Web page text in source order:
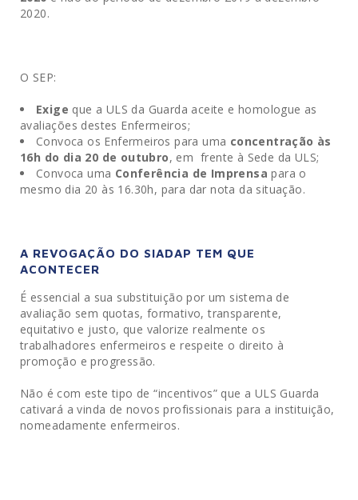
2020.
O SEP:
Exige que a ULS da Guarda aceite e homologue as
avaliações destes Enfermeiros;
Convoca os Enfermeiros para uma concentração às
16h do dia 20 de outubro, em frente à Sede da ULS;
Convoca uma Conferência de Imprensa para o
mesmo dia 20 às 16.30h, para dar nota da situação.
A REVOGAÇÃO DO SIADAP TEM QUE
ACONTECER
É essencial a sua substituição por um sistema de
avaliação sem quotas, formativo, transparente,
equitativo e justo, que valorize realmente os
trabalhadores enfermeiros e respeite o direito à
promoção e progressão.
Não é com este tipo de “incentivos” que a ULS Guarda
cativará a vinda de novos profissionais para a instituição,
nomeadamente enfermeiros.